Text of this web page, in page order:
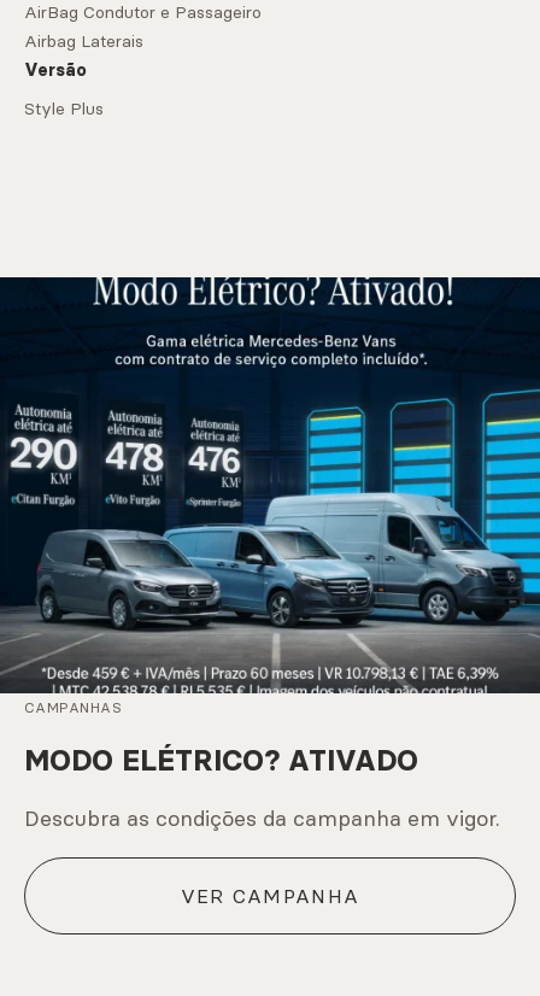
AirBag Condutor e Passageiro
Airbag Laterais
Versão
Style Plus
CAMPANHAS
MODO ELÉTRICO? ATIVADO
Descubra as condições da campanha em vigor.
VER CAMPANHA